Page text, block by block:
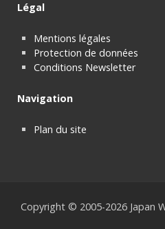
Légal
Mentions légales
Protection de données
Conditions Newsletter
Navigation
Plan du site
Copyright © 2005-2026 Japan